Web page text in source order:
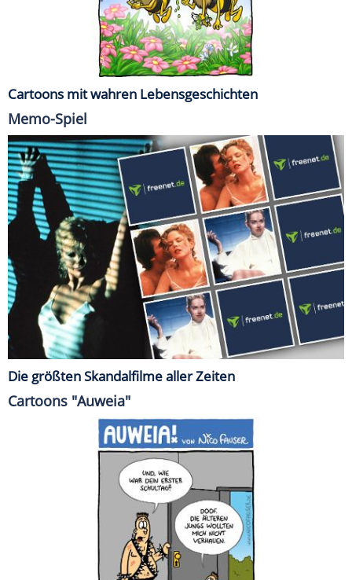
Cartoons mit wahren Lebensgeschichten
Memo-Spiel
Die größten Skandalfilme aller Zeiten
Cartoons "Auweia"